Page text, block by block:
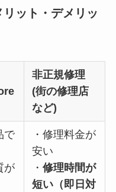
ット・デメリッ
非正規修理
(街の修理店
など)
で
が
・修理料金が
安い
・修理時間が
短い（即日対